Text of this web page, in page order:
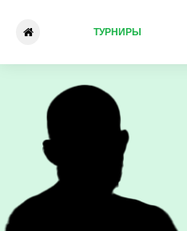
ТУРНИРЫ
Алмаз